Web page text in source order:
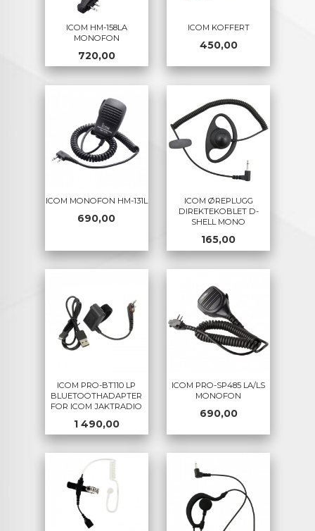
ICOM HM-158LA
MONOFON
Pris
720,00
ICOM KOFFERT
Pris
450,00
ICOM MONOFON HM-131L
Pris
690,00
ICOM ØREPLUGG
DIREKTEKOBLET D-
SHELL MONO
Pris
165,00
ICOM PRO-BT110 LP
BLUETOOTHADAPTER
FOR ICOM JAKTRADIO
Pris
1 490,00
ICOM PRO-SP485 LA/LS
MONOFON
Pris
690,00